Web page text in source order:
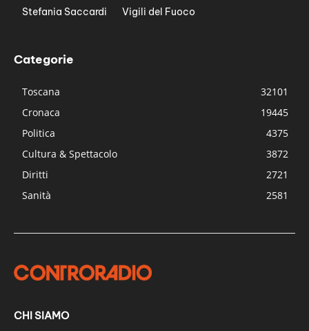
Stefania Saccardi
Vigili del Fuoco
Categorie
Toscana
32101
Cronaca
19445
Politica
4375
Cultura & Spettacolo
3872
Diritti
2721
Sanità
2581
CHI SIAMO